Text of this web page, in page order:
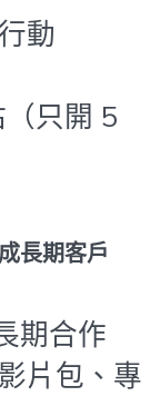
動
（只開 5
長期客戶
期合作
片包、專